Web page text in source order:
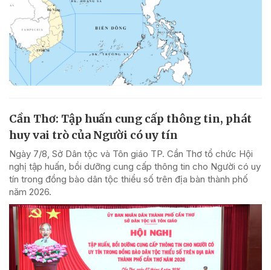
Cần Thơ: Tập huấn cung cấp thông tin, phát
huy vai trò của Người có uy tín
Ngày 7/8, Sở Dân tộc và Tôn giáo TP. Cần Thơ tổ chức Hội
nghị tập huấn, bồi dưỡng cung cấp thông tin cho Người có uy
tín trong đồng bào dân tộc thiểu số trên địa bàn thành phố
năm 2026.